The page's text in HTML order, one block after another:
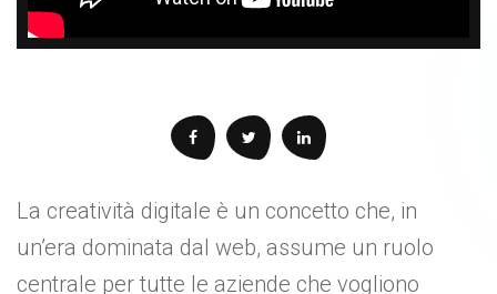
La creatività digitale è un concetto che, in
un’era dominata dal web, assume un ruolo
centrale per tutte le aziende che vogliono